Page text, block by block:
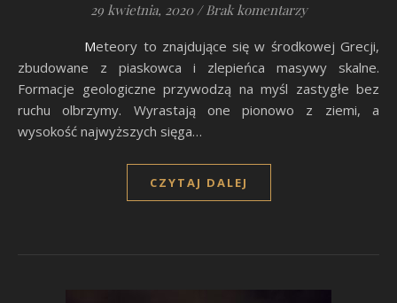
29 kwietnia, 2020 / Brak komentarzy
Meteory to znajdujące się w środkowej Grecji,
zbudowane z piaskowca i zlepieńca masywy skalne.
Formacje geologiczne przywodzą na myśl zastygłe bez
ruchu olbrzymy. Wyrastają one pionowo z ziemi, a
wysokość najwyższych sięga…
CZYTAJ DALEJ